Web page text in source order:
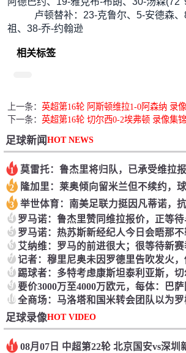
卢顿替补：23-克鲁尔、5-安德森、
祖、38-乔-约翰逊
相关标签
上一条： 英超第16轮 阿斯顿维拉1-0阿森纳 录
下一条： 英超第16轮 切尔西0-2埃弗顿 录像集
足球新闻HOT NEWS
1 莫雷托：鲁杰里将归队，已承受维拉
2
3 举世体育：南美足联力挺因凡蒂诺，
4
5
6 艾纳维：罗马的前进很大；很等待新
7 记者：穆里尼奥未因罗德里告吹发火
8
9
10全商场：马洛塔和国米转会团队以为
足球录像HOT VIDEO
1